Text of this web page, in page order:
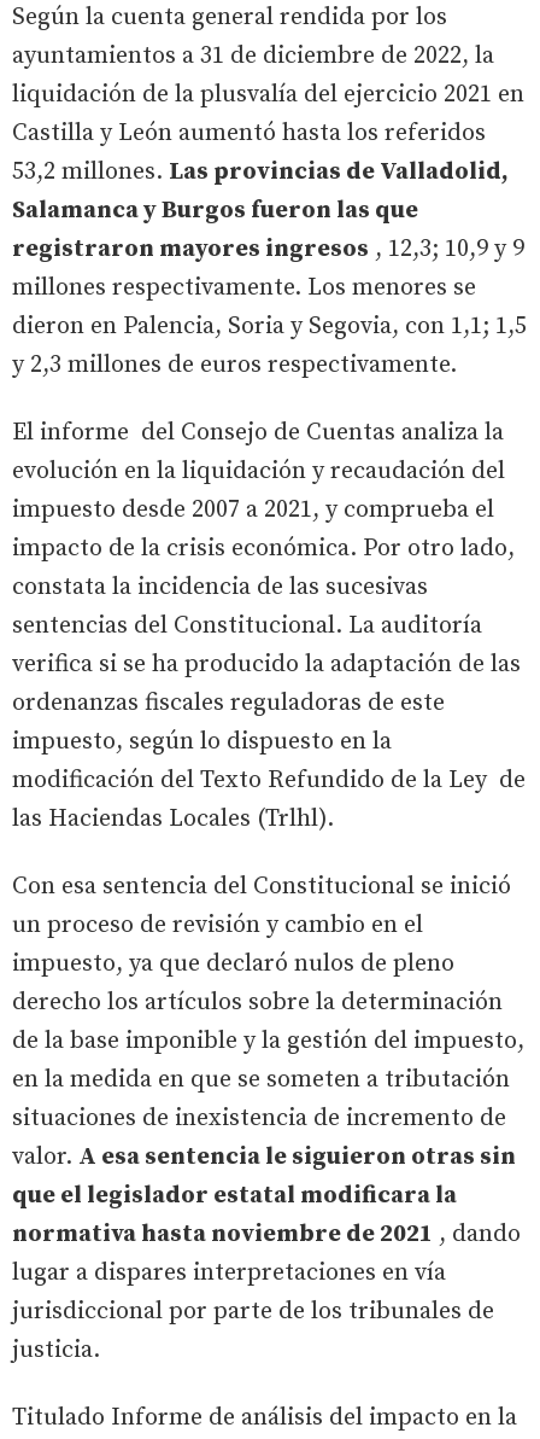
Según la cuenta general rendida por los
ayuntamientos a 31 de diciembre de 2022, la
liquidación de la plusvalía del ejercicio 2021 en
Castilla y León aumentó hasta los referidos
53,2 millones. Las provincias de Valladolid,
Salamanca y Burgos fueron las que
registraron mayores ingresos , 12,3; 10,9 y 9
millones respectivamente. Los menores se
dieron en Palencia, Soria y Segovia, con 1,1; 1,5
y 2,3 millones de euros respectivamente.
El informe del Consejo de Cuentas analiza la
evolución en la liquidación y recaudación del
impuesto desde 2007 a 2021, y comprueba el
impacto de la crisis económica. Por otro lado,
constata la incidencia de las sucesivas
sentencias del Constitucional. La auditoría
verifica si se ha producido la adaptación de las
ordenanzas fiscales reguladoras de este
impuesto, según lo dispuesto en la
modificación del Texto Refundido de la Ley de
las Haciendas Locales (Trlhl).
Con esa sentencia del Constitucional se inició
un proceso de revisión y cambio en el
impuesto, ya que declaró nulos de pleno
derecho los artículos sobre la determinación
de la base imponible y la gestión del impuesto,
en la medida en que se someten a tributación
situaciones de inexistencia de incremento de
valor. A esa sentencia le siguieron otras sin
que el legislador estatal modificara la
normativa hasta noviembre de 2021 , dando
lugar a dispares interpretaciones en vía
jurisdiccional por parte de los tribunales de
justicia.
Titulado Informe de análisis del impacto en la